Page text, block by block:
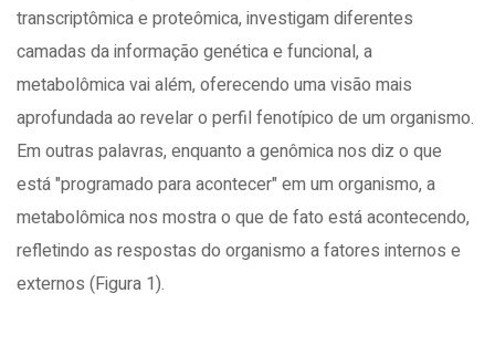
transcriptômica e proteômica, investigam diferentes
camadas da informação genética e funcional, a
metabolômica vai além, oferecendo uma visão mais
aprofundada ao revelar o perfil fenotípico de um organismo.
Em outras palavras, enquanto a genômica nos diz o que
está "programado para acontecer" em um organismo, a
metabolômica nos mostra o que de fato está acontecendo,
refletindo as respostas do organismo a fatores internos e
externos (Figura 1).